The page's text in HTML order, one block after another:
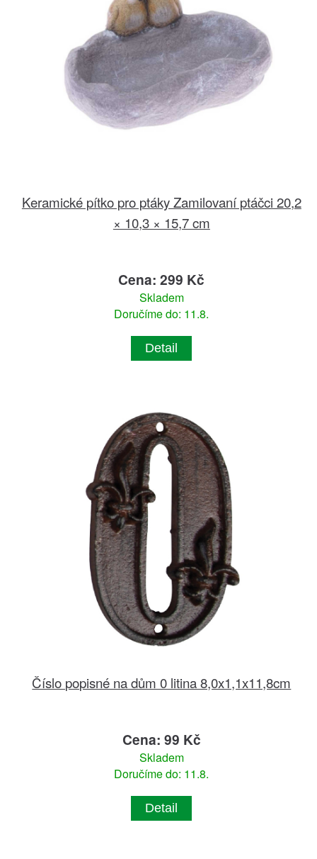
Keramické pítko pro ptáky Zamilovaní ptáčci 20,2
× 10,3 × 15,7 cm
Cena: 299 Kč
Skladem
Doručíme do: 11.8.
Detail
Číslo popisné na dům 0 litina 8,0x1,1x11,8cm
Cena: 99 Kč
Skladem
Doručíme do: 11.8.
Detail